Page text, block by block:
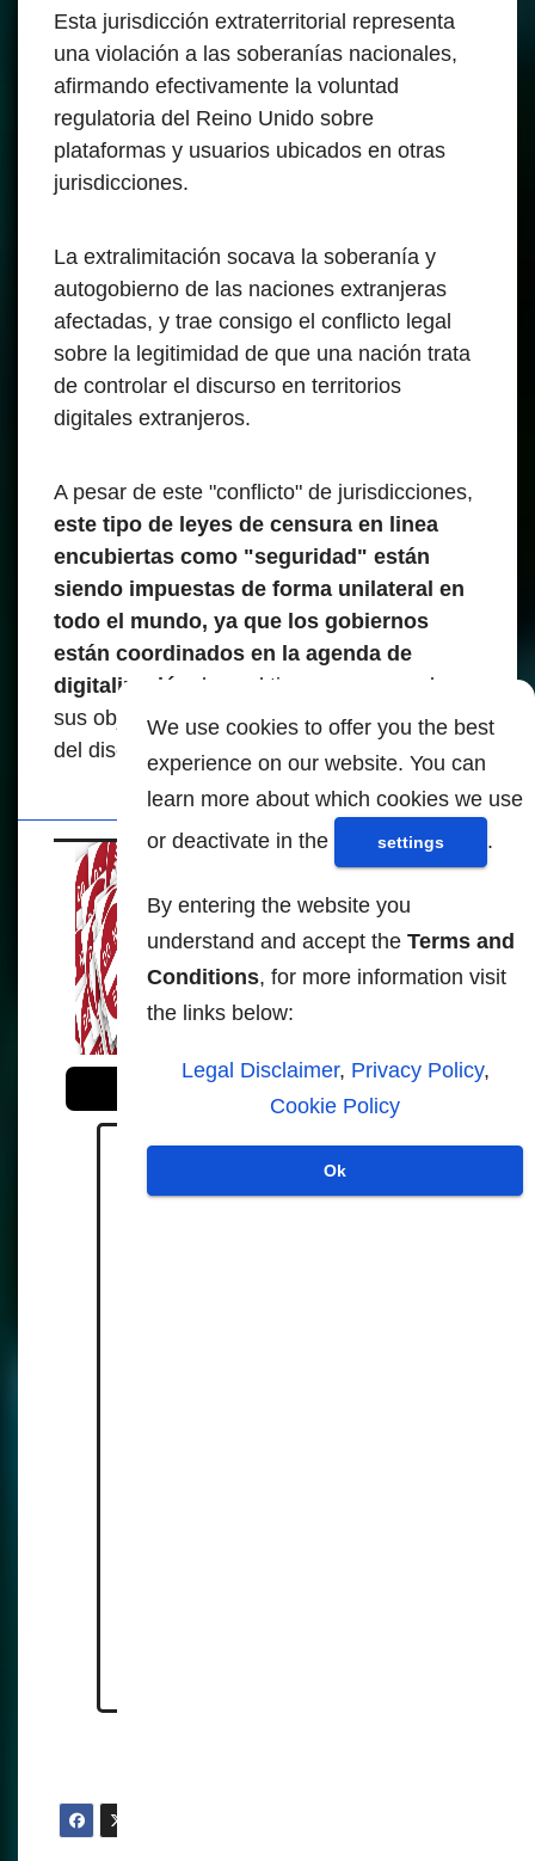
We use cookies to offer you the best
experience on our website. You can
learn more about which cookies we use
or deactivate in the
settings .
By entering the website you
understand and accept the Terms and
Conditions, for more information visit
the links below:
Legal Disclaimer, Privacy Policy,
Cookie Policy
Ok
Esta jurisdicción extraterritorial representa
una violación a las soberanías nacionales,
afirmando efectivamente la voluntad
regulatoria del Reino Unido sobre
plataformas y usuarios ubicados en otras
jurisdicciones.
La extralimitación socava la soberanía y
autogobierno de las naciones extranjeras
afectadas, y trae consigo el conflicto legal
sobre la legitimidad de que una nación trata
de controlar el discurso en territorios
digitales extranjeros.
A pesar de este "conflicto" de jurisdicciones,
este tipo de leyes de censura en linea
encubiertas como "seguridad" están
siendo impuestas de forma unilateral en
todo el mundo, ya que los gobiernos
están coordinados en la agenda de
digitalización
, la cual tiene como uno de
sus objetivos la vigilancia perpetua no solo
del discurso sino de la vida de la población.
seguridad digital, solo
permiten la
imposición de las
narrativas oficiales
Para leer y saber más - Fuentes:
https://reclaimthenet.org/uk-